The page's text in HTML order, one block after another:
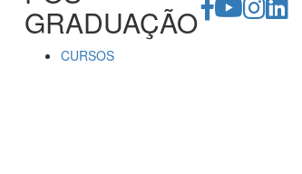
GRADUAÇÃO
CURSOS